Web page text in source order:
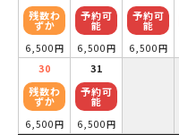
残数わ
ずか
6,500円
予約可
能
6,500円
予約可
能
6,500円
30
残数わ
ずか
6,500円
31
予約可
能
6,500円